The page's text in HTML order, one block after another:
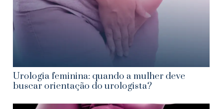
Urologia feminina: quando a mulher deve
buscar orientação do urologista?